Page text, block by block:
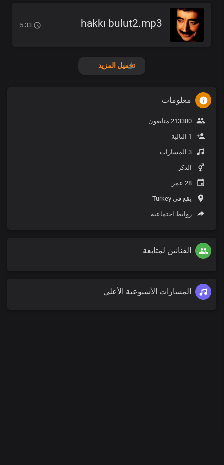
hakkı bulut2.mp3
تحميل المزيد
معلومات
الذكر
يقع في Turkey
روابط اجتماعية
الفنانين لمتابعة
المسارات الأسبوعية الأعلى